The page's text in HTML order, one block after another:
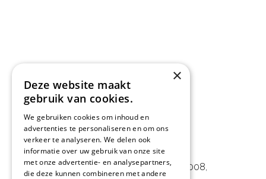
L&D Foodpartner BV
Noorwegenstraat 29D, Haven 8008,
×
Deze website maakt
gebruik van cookies.
We gebruiken cookies om inhoud en
advertenties te personaliseren en om ons
verkeer te analyseren. We delen ook
informatie over uw gebruik van onze site
met onze advertentie- en analysepartners,
die deze kunnen combineren met andere